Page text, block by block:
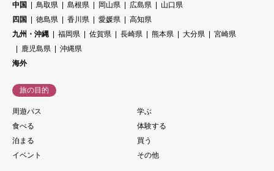
中国
鳥取県 島根県 岡山県 広島県
山口県
四国
徳島県 香川県 愛媛県
高知県
九州・沖縄
福岡県 佐賀県 長崎県 熊本県 大分県
宮崎県
鹿児島県
沖縄県
海外
旅の目的
周遊パス
学ぶ
食べる
体験する
泊まる
買う
イベント
その他